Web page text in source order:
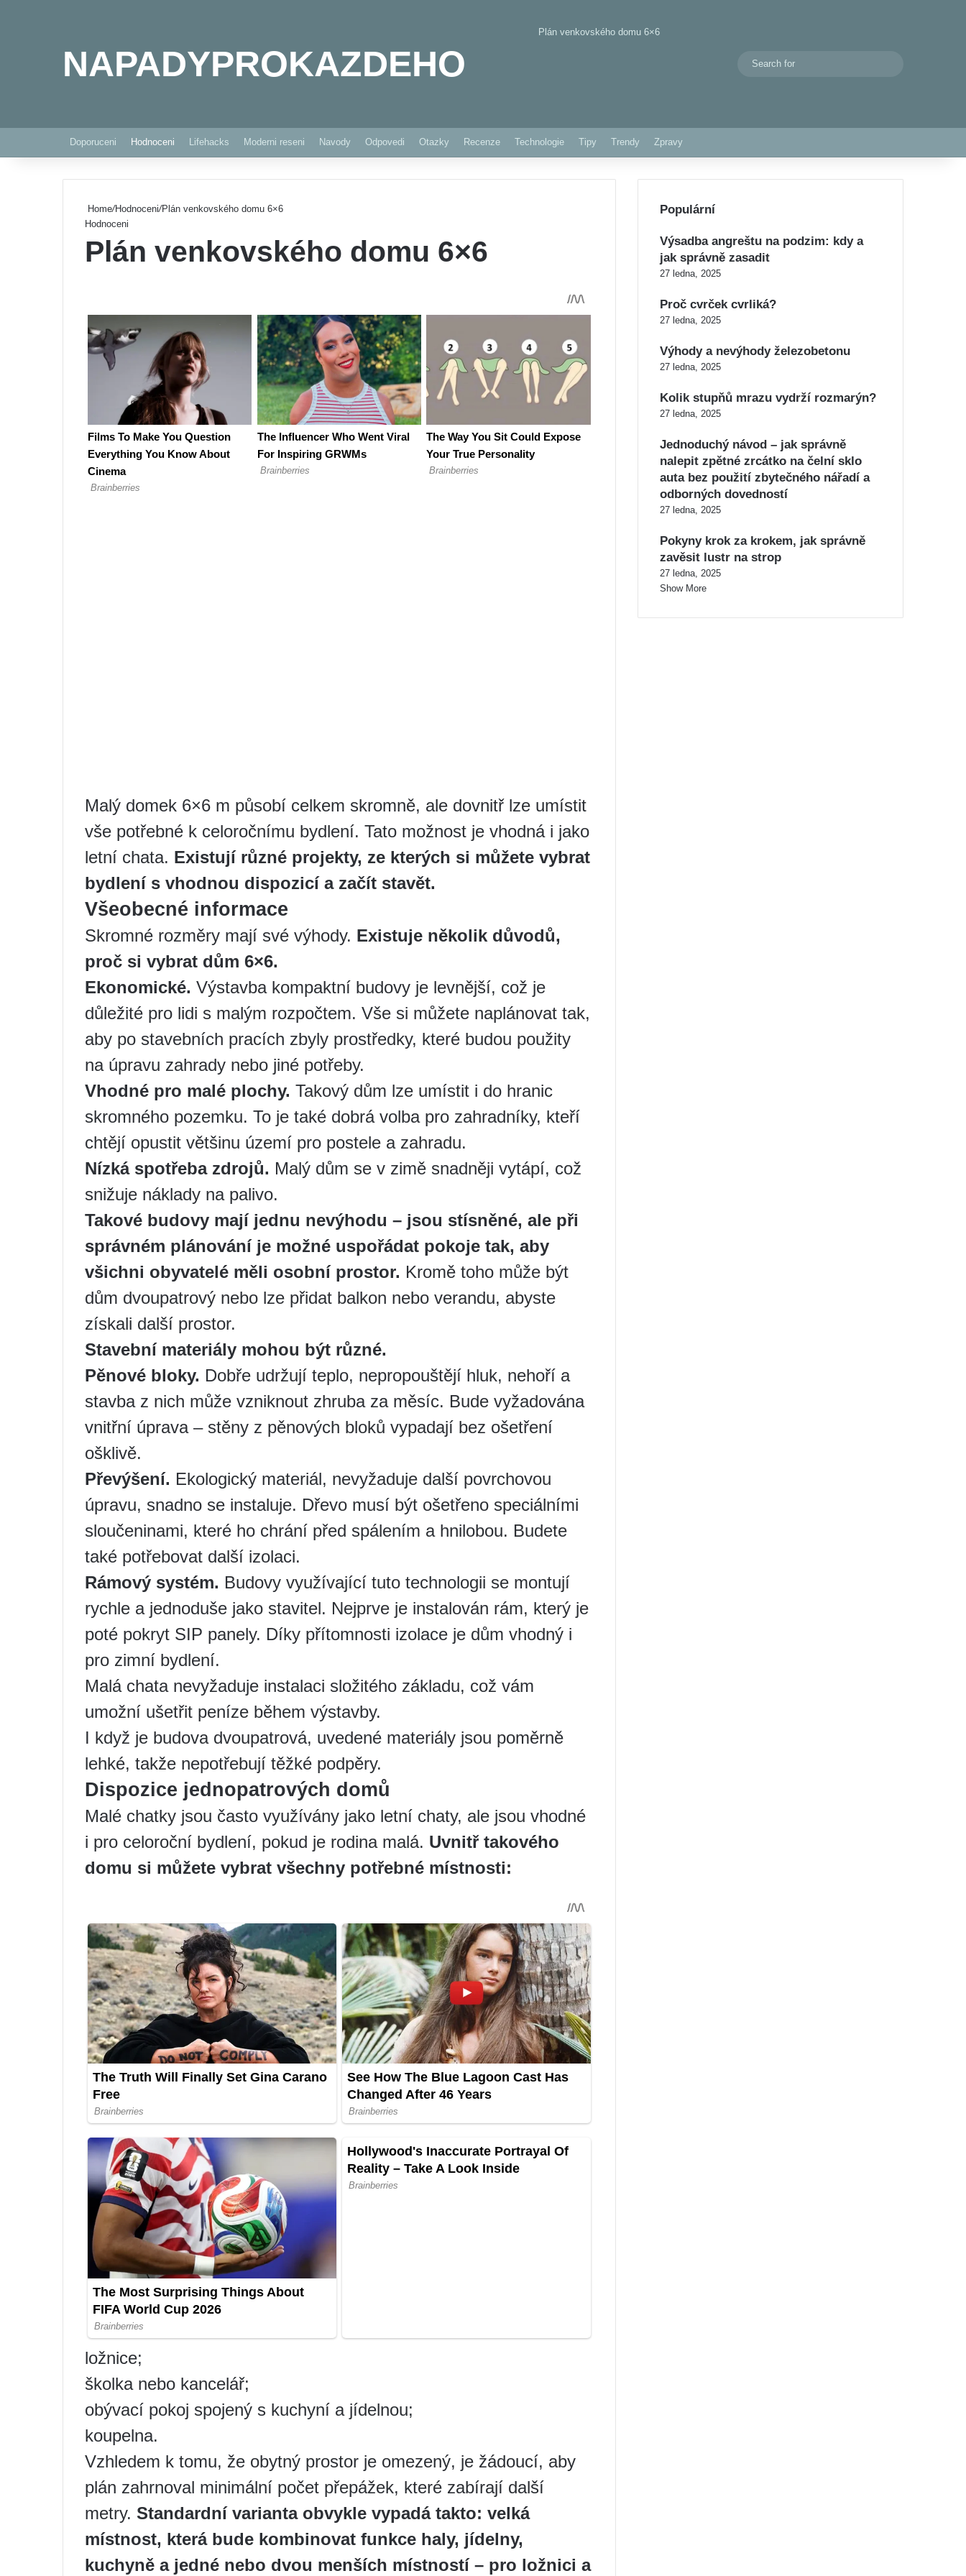
NAPADYPROKAZDEHO
Plán venkovského domu 6×6
Switch skin
Doporuceni Hodnoceni Lifehacks Moderni reseni Navody Odpovedi Otazky Recenze Technologie Tipy Trendy Zpravy
Home/Hodnoceni/Plán venkovského domu 6×6
Hodnoceni
Plán venkovského domu 6×6
Malý domek 6×6 m působí celkem skromně, ale dovnitř lze umístit
vše potřebné k celoročnímu bydlení. Tato možnost je vhodná i jako
letní chata. Existují různé projekty, ze kterých si můžete vybrat
bydlení s vhodnou dispozicí a začít stavět.
Všeobecné informace
Skromné ​​rozměry mají své výhody. Existuje několik důvodů,
proč si vybrat dům 6×6.
Ekonomické. Výstavba kompaktní budovy je levnější, což je
důležité pro lidi s malým rozpočtem. Vše si můžete naplánovat tak,
aby po stavebních pracích zbyly prostředky, které budou použity
na úpravu zahrady nebo jiné potřeby.
Vhodné pro malé plochy. Takový dům lze umístit i do hranic
skromného pozemku. To je také dobrá volba pro zahradníky, kteří
chtějí opustit většinu území pro postele a zahradu.
Nízká spotřeba zdrojů. Malý dům se v zimě snadněji vytápí, což
snižuje náklady na palivo.
Takové budovy mají jednu nevýhodu – jsou stísněné, ale při
správném plánování je možné uspořádat pokoje tak, aby
všichni obyvatelé měli osobní prostor. Kromě toho může být
dům dvoupatrový nebo lze přidat balkon nebo verandu, abyste
získali další prostor.
Stavební materiály mohou být různé.
Pěnové bloky. Dobře udržují teplo, nepropouštějí hluk, nehoří a
stavba z nich může vzniknout zhruba za měsíc. Bude vyžadována
vnitřní úprava – stěny z pěnových bloků vypadají bez ošetření
ošklivě.
Převýšení. Ekologický materiál, nevyžaduje další povrchovou
úpravu, snadno se instaluje. Dřevo musí být ošetřeno speciálními
sloučeninami, které ho chrání před spálením a hnilobou. Budete
také potřebovat další izolaci.
Rámový systém. Budovy využívající tuto technologii se montují
rychle a jednoduše jako stavitel. Nejprve je instalován rám, který je
poté pokryt SIP panely. Díky přítomnosti izolace je dům vhodný i
pro zimní bydlení.
Malá chata nevyžaduje instalaci složitého základu, což vám
umožní ušetřit peníze během výstavby.
I když je budova dvoupatrová, uvedené materiály jsou poměrně
lehké, takže nepotřebují těžké podpěry.
Dispozice jednopatrových domů
Malé chatky jsou často využívány jako letní chaty, ale jsou vhodné
i pro celoroční bydlení, pokud je rodina malá. Uvnitř takového
domu si můžete vybrat všechny potřebné místnosti:
ložnice;
školka nebo kancelář;
obývací pokoj spojený s kuchyní a jídelnou;
koupelna.
Vzhledem k tomu, že obytný prostor je omezený, je žádoucí, aby
plán zahrnoval minimální počet přepážek, které zabírají další
metry. Standardní varianta obvykle vypadá takto: velká
místnost, která bude kombinovat funkce haly, jídelny,
kuchyně a jedné nebo dvou menších místností – pro ložnici a
Populární
Výsadba angreštu na podzim: kdy a
jak správně zasadit
27 ledna, 2025
Proč cvrček cvrliká?
27 ledna, 2025
Výhody a nevýhody železobetonu
27 ledna, 2025
Kolik stupňů mrazu vydrží rozmarýn?
27 ledna, 2025
Jednoduchý návod – jak správně
nalepit zpětné zrcátko na čelní sklo
auta bez použití zbytečného nářadí a
odborných dovedností
27 ledna, 2025
Pokyny krok za krokem, jak správně
zavěsit lustr na strop
27 ledna, 2025
Show More